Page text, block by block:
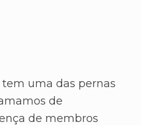
uma das pernas
de
de membros